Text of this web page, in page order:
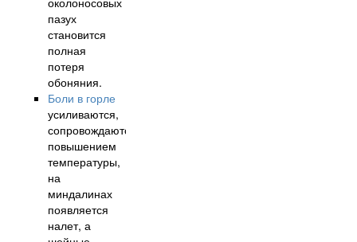
пазух
становится
полная
потеря
обоняния.
Боли в горле
усиливаются,
сопровождаются
повышением
температуры,
на
миндалинах
появляется
налет, а